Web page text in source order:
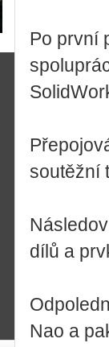
Po první
soutěžní
dílů a
Nao a